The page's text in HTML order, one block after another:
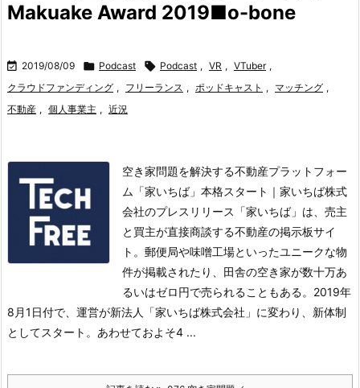
Makuake Award 2019■o-bone
 2019/08/09  Podcast  Podcast , VR , VTuber ,
クラウドファンディング , フリーランス , ポッドキャスト , マッチング ,
不動産 , 個人事業主 , 近況
空き家問題を解決する不動産プラットフォー
ム「家いちば」本格スタート｜家いちば株式
会社のプレスリリース「家いちば」は、売主
と買主が直接商談する不動産の掲示板サイ
ト。 郵便局や味噌工場といったユニークな物
件が掲載されたり、田舎の空き家が数十万あ
るいはゼロ円で売られることもある。 2019年
8月1日付で、運営が新法人「家いちば株式会社」に変わり、新体制
としてスタート。 あわせておよそ4 ...